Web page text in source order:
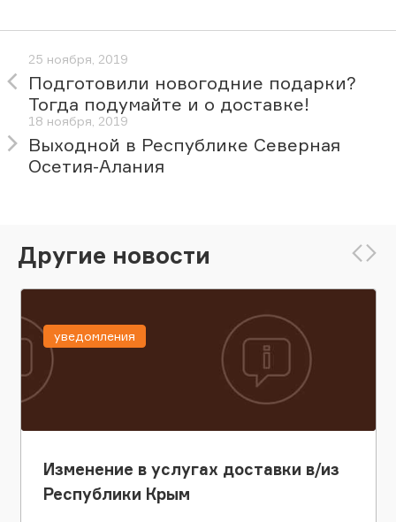
25 ноября, 2019
Подготовили новогодние подарки?
Тогда подумайте и о доставке!
18 ноября, 2019
Выходной в Республике Северная
Осетия-Алания
Другие новости
Изменение в услугах доставки в/из
Республики Крым
уведомления